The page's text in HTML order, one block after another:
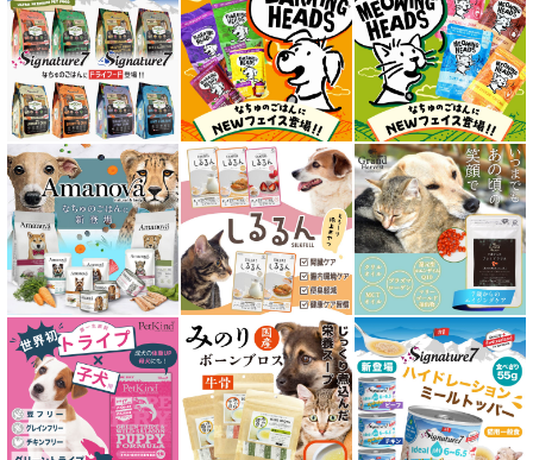
キトン用 フード for CAT
成猫用 フード for CAT
シニア猫用 フード for CAT
皮膚・被毛ケア対応 フード for CAT
食物アレルギー対応キャットフード
腎臓ケア対応キャットフード
関節サポート対応 フード for CAT